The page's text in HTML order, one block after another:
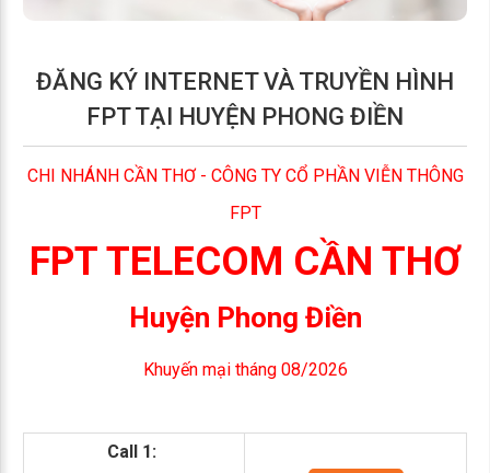
ĐĂNG KÝ INTERNET VÀ TRUYỀN HÌNH
FPT TẠI HUYỆN PHONG ĐIỀN
CHI NHÁNH CẦN THƠ - CÔNG TY CỔ PHẦN VIỄN THÔNG
FPT
FPT TELECOM CẦN THƠ
Huyện Phong Điền
Khuyến mại tháng 08/2026
Call 1: